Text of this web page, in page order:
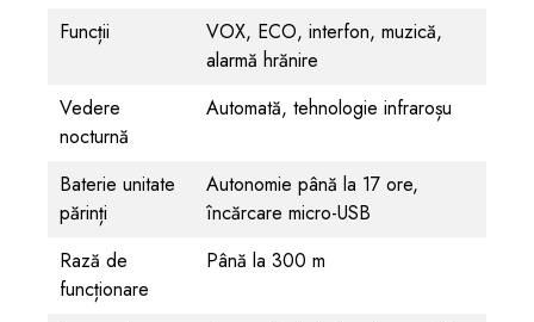
Funcții
VOX, ECO, interfon, muzică,
alarmă hrănire
Vedere
nocturnă
Automată, tehnologie infraroșu
Baterie unitate
părinți
Autonomie până la 17 ore,
încărcare micro-USB
Rază de
funcționare
Până la 300 m